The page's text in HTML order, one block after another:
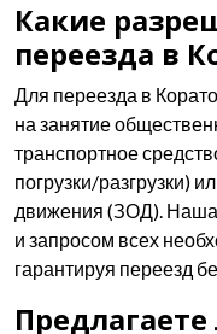
Какие
переезда в
Для переезда в
на занятие
транспортное
погрузки/разгрузки)
движения (ЗОД). Наша
и запросом всех
гарантируя переезд